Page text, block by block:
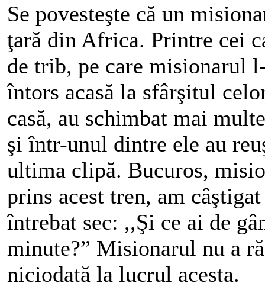
Se povesteşte că un
ţară din Africa. Printre cei
de trib, pe care misionarul
întors acasă la sfârşitul
casă, au schimbat mai
şi într-unul dintre ele au
ultima clipă. Bucuros,
prins acest tren, am
întrebat sec: ,,Şi ce ai de
minute?” Misionarul nu a
niciodată la lucrul acesta.